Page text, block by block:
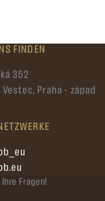
FINDEN
352
Praha - západ
Fragen!